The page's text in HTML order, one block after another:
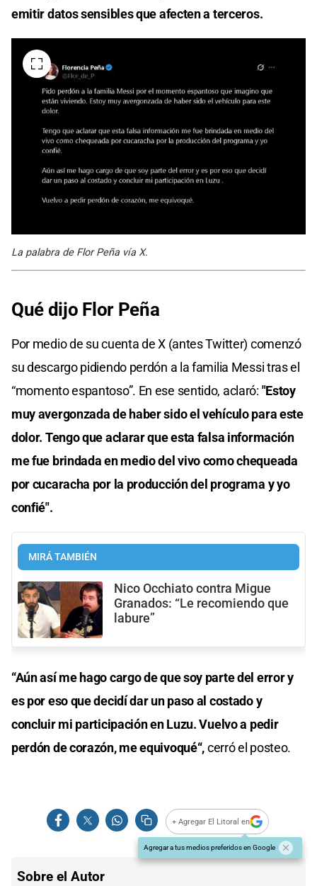
emitir datos sensibles que afecten a terceros.
La palabra de Flor Peña vía X.
Qué dijo Flor Peña
Por medio de su cuenta de X (antes Twitter) comenzó
su descargo pidiendo perdón a la familia Messi tras el
“momento espantoso”. En ese sentido, aclaró: "Estoy
muy avergonzada de haber sido el vehículo para este
dolor. Tengo que aclarar que esta falsa información
me fue brindada en medio del vivo como chequeada
por cucaracha por la producción del programa y yo
confié".
MIRÁ TAMBIÉN
Nico Occhiato contra Migue
Granados: “Le recomiendo que
labure”
“Aún así me hago cargo de que soy parte del error y
es por eso que decidí dar un paso al costado y
concluir mi participación en Luzu. Vuelvo a pedir
perdón de corazón, me equivoqué“,cerró el posteo.
+ Agregar El Litoral en
Agregar a tus medios preferidos en Google
Sobre el Autor